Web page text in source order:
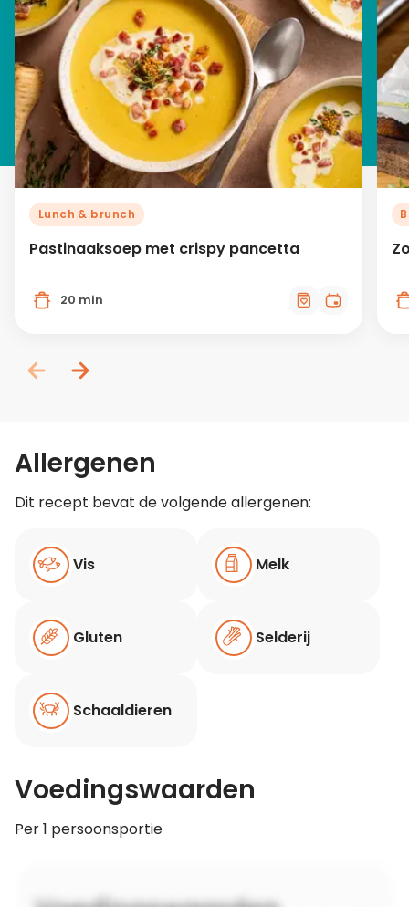
Lunch & brunch
Pastinaaksoep met crispy pancetta
20 min
Allergenen
Dit recept bevat de volgende allergenen:
Vis Melk
Gluten Selderij
Schaaldieren
Voedingswaarden
Per 1 persoonsportie